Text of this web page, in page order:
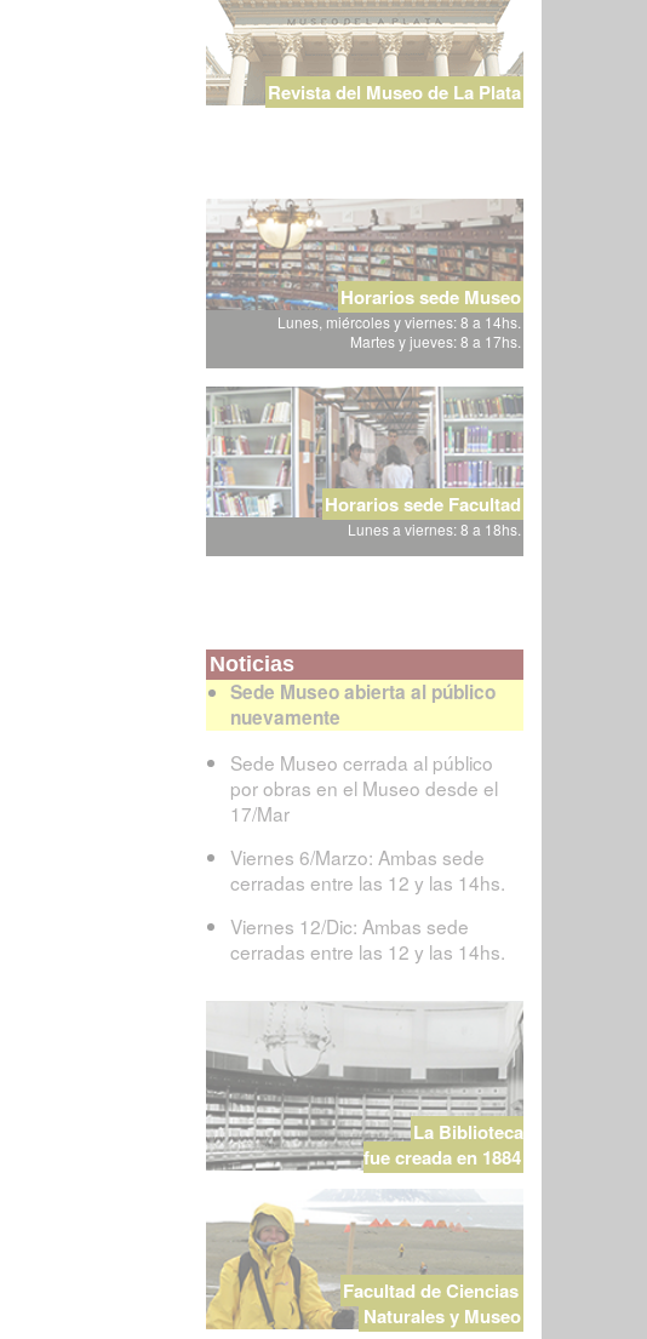
Revista del Museo de La Plata
Horarios sede Museo
Lunes, miércoles y viernes: 8 a 14hs.
Martes y jueves: 8 a 17hs.
Horarios sede Facultad
Lunes a viernes: 8 a 18hs.
Noticias
Sede Museo abierta al público
nuevamente
Sede Museo cerrada al público
por obras en el Museo desde el
17/Mar
Viernes 6/Marzo: Ambas sede
cerradas entre las 12 y las 14hs.
Viernes 12/Dic: Ambas sede
cerradas entre las 12 y las 14hs.
La Biblioteca
fue creada en 1884
Facultad de Ciencias
Naturales y Museo